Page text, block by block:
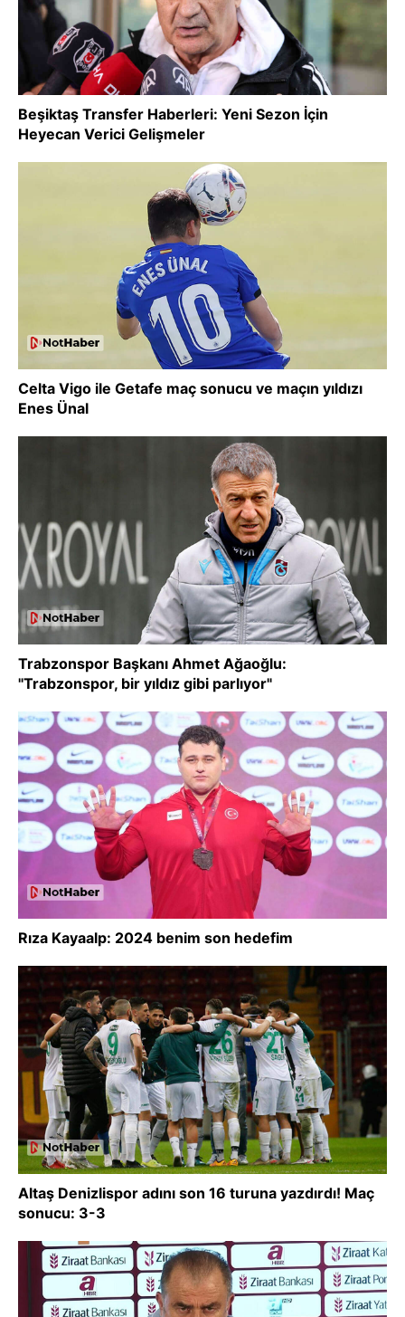
Beşiktaş Transfer Haberleri: Yeni Sezon İçin
Heyecan Verici Gelişmeler
Celta Vigo ile Getafe maç sonucu ve maçın yıldızı
Enes Ünal
Trabzonspor Başkanı Ahmet Ağaoğlu:
"Trabzonspor, bir yıldız gibi parlıyor"
Rıza Kayaalp: 2024 benim son hedefim
Altaş Denizlispor adını son 16 turuna yazdırdı! Maç
sonucu: 3-3